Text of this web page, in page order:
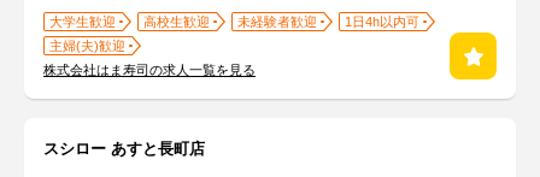
大学生歓迎 高校生歓迎 未経験者歓迎
1日4h以内可
主婦(夫)歓迎
株式会社はま寿司の求人一覧を見る
スシロー あすと長町店